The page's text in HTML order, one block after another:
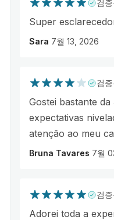
검증
Super
Sara 7월 13, 2026
검증
Gostei bastante
expectativas
atenção ao meu
Bruna Tavares 7월
검증
Adorei toda a